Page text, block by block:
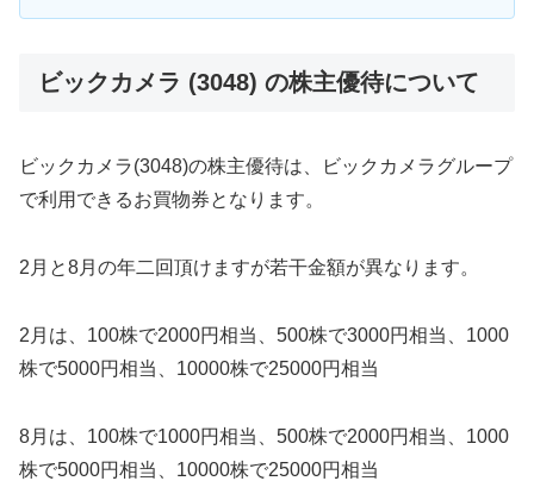
ビックカメラ (3048) の株主優待について
ビックカメラ(3048)の株主優待は、ビックカメラグループ
で利用できるお買物券となります。
2月と8月の年二回頂けますが若干金額が異なります。
2月は、100株で2000円相当、500株で3000円相当、1000
株で5000円相当、10000株で25000円相当
8月は、100株で1000円相当、500株で2000円相当、1000
株で5000円相当、10000株で25000円相当